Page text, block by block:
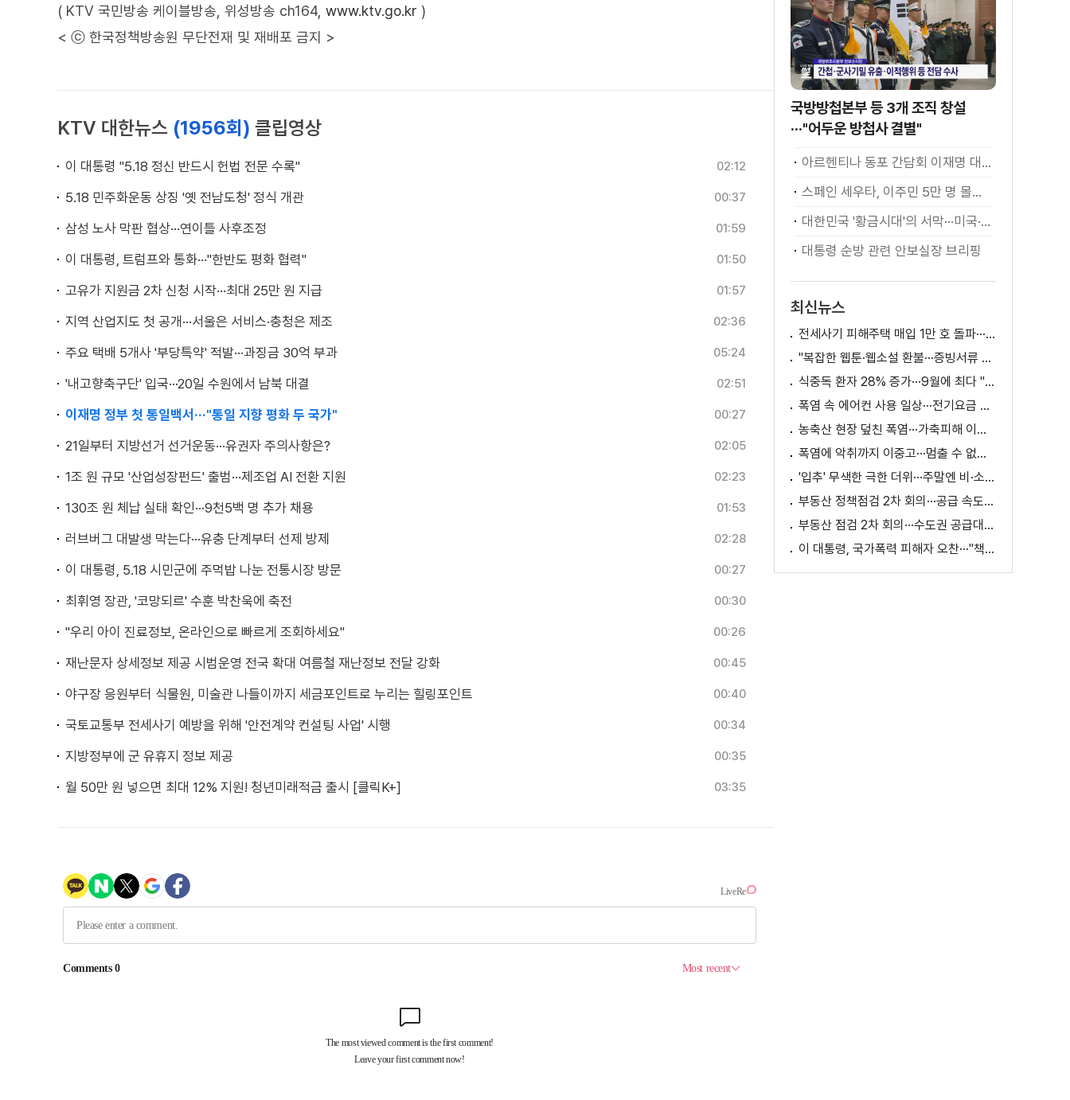
( KTV 국민방송 케이블방송, 위성방송 ch164, www.ktv.go.kr )
< ⓒ 한국정책방송원 무단전재 및 재배포 금지 >
KTV 대한뉴스 (1956회) 클립영상
이 대통령 "5.18 정신 반드시 헌법 전문 수록" 02:12
5.18 민주화운동 상징 '옛 전남도청' 정식 개관 00:37
삼성 노사 막판 협상···연이틀 사후조정 01:59
이 대통령, 트럼프와 통화···"한반도 평화 협력" 01:50
고유가 지원금 2차 신청 시작···최대 25만 원 지급 01:57
지역 산업지도 첫 공개···서울은 서비스·충청은 제조 02:36
주요 택배 5개사 '부당특약' 적발···과징금 30억 부과 05:24
'내고향축구단' 입국···20일 수원에서 남북 대결 02:51
이재명 정부 첫 통일백서···"통일 지향 평화 두 국가" 00:27
21일부터 지방선거 선거운동···유권자 주의사항은? 02:05
1조 원 규모 '산업성장펀드' 출범···제조업 AI 전환 지원 02:23
130조 원 체납 실태 확인···9천5백 명 추가 채용 01:53
러브버그 대발생 막는다···유충 단계부터 선제 방제 02:28
이 대통령, 5.18 시민군에 주먹밥 나눈 전통시장 방문 00:27
최휘영 장관, '코망되르' 수훈 박찬욱에 축전 00:30
"우리 아이 진료정보, 온라인으로 빠르게 조회하세요" 00:26
재난문자 상세정보 제공 시범운영 전국 확대 여름철 재난정보 전달 강화 00:45
야구장 응원부터 식물원, 미술관 나들이까지 세금포인트로 누리는 힐링포인트 00:40
국토교통부 전세사기 예방을 위해 '안전계약 컨설팅 사업' 시행 00:34
지방정부에 군 유휴지 정보 제공 00:35
월 50만 원 넣으면 최대 12% 지원! 청년미래적금 출시 [클릭K+] 03:35
국방방첩본부 등 3개 조직 창설
···"어두운 방첩사 결별"
아르헨티나 동포 간담회 이재명 대통령 모두발언
스페인 세우타, 이주민 5만 명 몰려 [월드 투데이]
대한민국 '황금시대'의 서막···미국·남미 순방 성과 총정리 [정.주.행]
대통령 순방 관련 안보실장 브리핑
최신뉴스
전세사기 피해주택 매입 1만 호 돌파···피해 지원 속도
"복잡한 웹툰·웹소설 환불···증빙서류 요구까지"
식중독 환자 28% 증가···9월에 최다 "입추 방심 금물"
폭염 속 에어컨 사용 일상···전기요금 줄이려면?
농축산 현장 덮친 폭염···가축피해 이틀 새 28만 마리↑
폭염에 악취까지 이중고···멈출 수 없는 필수노동
'입추' 무색한 극한 더위···주말엔 비·소나기
부동산 정책점검 2차 회의···공급 속도전 본격화하나
부동산 점검 2차 회의···수도권 공급대책 논의
이 대통령, 국가폭력 피해자 오찬···"책임지고 치유"